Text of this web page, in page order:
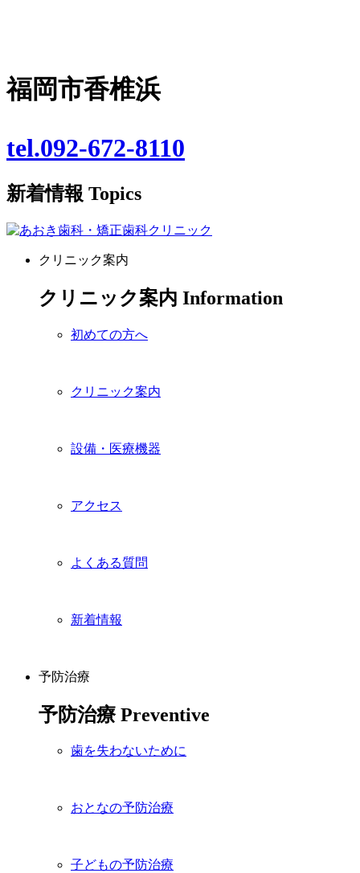
福岡市香椎浜
tel.092-672-8110
新着情報 Topics
クリニック案内
クリニック案内 Information
初めての方へ
クリニック案内
設備・医療機器
アクセス
よくある質問
新着情報
予防治療
予防治療 Preventive
歯を失わないために
おとなの予防治療
子どもの予防治療